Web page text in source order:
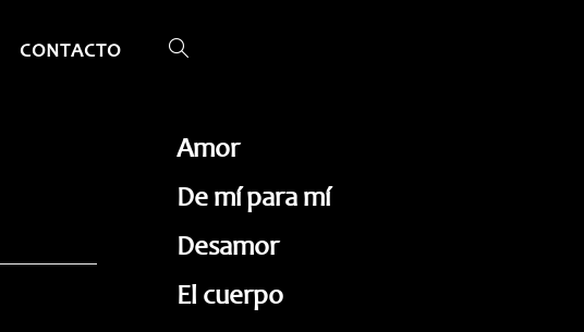
CONTACTO ALTERNAR
WEB
Amor
De mí para mí
Desamor
El cuerpo